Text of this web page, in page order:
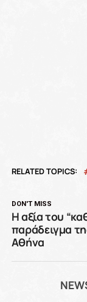
RELATED TOPICS:
DON'T MISS
Η αξία του
παράδειγμα
Αθήνα